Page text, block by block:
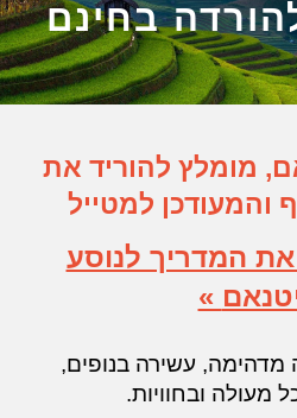
בחינם
מומלץ להוריד את
והמעודכן למטייל
את המדריך לנוסע
»
מדהימה, עשירה בנופים,
מעולה ובחוויות.